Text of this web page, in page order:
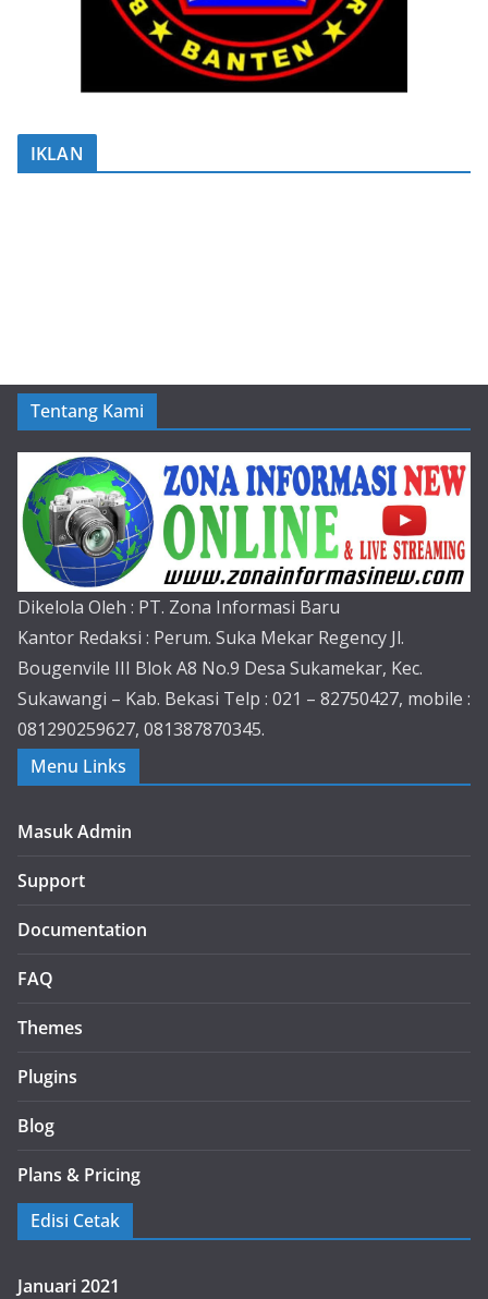
IKLAN
Tentang Kami
Dikelola Oleh : PT. Zona Informasi Baru
Kantor Redaksi : Perum. Suka Mekar Regency Jl.
Bougenvile III Blok A8 No.9 Desa Sukamekar, Kec.
Sukawangi – Kab. Bekasi Telp : 021 – 82750427, mobile :
081290259627, 081387870345.
Menu Links
Masuk Admin
Support
Documentation
FAQ
Themes
Plugins
Blog
Plans & Pricing
Edisi Cetak
Januari 2021